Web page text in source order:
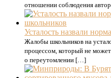
отношении соблюдения
Усталость назвали
Жалобы школьников на
процессом, который не
о переутомлении […]